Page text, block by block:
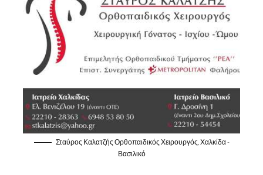
Σταύρος Καλατζής Ορθοπαιδικός Χειρουργός, Χαλκίδα -
Βασιλικό